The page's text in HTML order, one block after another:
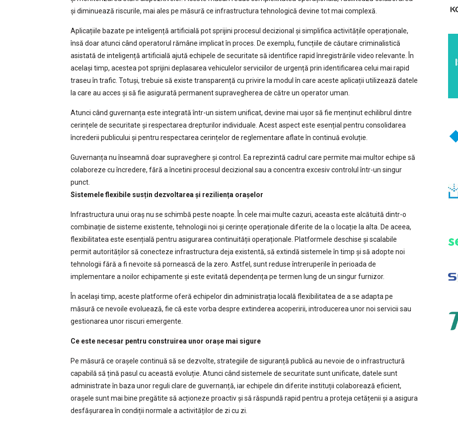
și diminuează riscurile, mai ales pe măsură ce infrastructura tehnologică devine tot mai complexă.
Aplicațiile bazate pe inteligență artificială pot sprijini procesul decizional și simplifica activitățile operaționale,
însă doar atunci când operatorul rămâne implicat în proces. De exemplu, funcțiile de căutare criminalistică
asistată de inteligență artificială ajută echipele de securitate să identifice rapid înregistrările video relevante. În
același timp, acestea pot sprijini deplasarea vehiculelor serviciilor de urgență prin identificarea celui mai rapid
traseu în trafic. Totuși, trebuie să existe transparență cu privire la modul în care aceste aplicații utilizează datele
la care au acces și să fie asigurată permanent supravegherea de către un operator uman.
Atunci când guvernanța este integrată într-un sistem unificat, devine mai ușor să fie menținut echilibrul dintre
cerințele de securitate și respectarea drepturilor individuale. Acest aspect este esențial pentru consolidarea
încrederii publicului și pentru respectarea cerințelor de reglementare aflate în continuă evoluție.
Guvernanța nu înseamnă doar supraveghere și control. Ea reprezintă cadrul care permite mai multor echipe să
colaboreze cu încredere, fără a încetini procesul decizional sau a concentra excesiv controlul într-un singur
punct.
Sistemele flexibile susțin dezvoltarea și reziliența orașelor
Infrastructura unui oraș nu se schimbă peste noapte. În cele mai multe cazuri, aceasta este alcătuită dintr-o
combinație de sisteme existente, tehnologii noi și cerințe operaționale diferite de la o locație la alta. De aceea,
flexibilitatea este esențială pentru asigurarea continuității operaționale. Platformele deschise și scalabile
permit autorităților să conecteze infrastructura deja existentă, să extindă sistemele în timp și să adopte noi
tehnologii fără a fi nevoite să pornească de la zero. Astfel, sunt reduse întreruperile în perioada de
implementare a noilor echipamente și este evitată dependența pe termen lung de un singur furnizor.
În același timp, aceste platforme oferă echipelor din administrația locală flexibilitatea de a se adapta pe
măsură ce nevoile evoluează, fie că este vorba despre extinderea acoperirii, introducerea unor noi servicii sau
gestionarea unor riscuri emergente.
Ce este necesar pentru construirea unor orașe mai sigure
Pe măsură ce orașele continuă să se dezvolte, strategiile de siguranță publică au nevoie de o infrastructură
capabilă să țină pasul cu această evoluție. Atunci când sistemele de securitate sunt unificate, datele sunt
administrate în baza unor reguli clare de guvernanță, iar echipele din diferite instituții colaborează eficient,
orașele sunt mai bine pregătite să acționeze proactiv și să răspundă rapid pentru a proteja cetățenii și a asigura
desfășurarea în condiții normale a activităților de zi cu zi.